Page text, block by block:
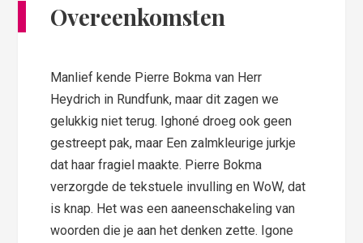
Overeenkomsten
Manlief kende Pierre Bokma van Herr
Heydrich in Rundfunk, maar dit zagen we
gelukkig niet terug. Ighoné droeg ook geen
gestreept pak, maar Een zalmkleurige jurkje
dat haar fragiel maakte. Pierre Bokma
verzorgde de tekstuele invulling en WoW, dat
is knap. Het was een aaneenschakeling van
woorden die je aan het denken zette. Igone